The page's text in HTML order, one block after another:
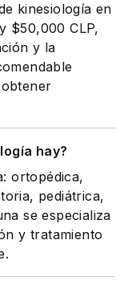
kinesiología en
$50,000 CLP,
y la
hay?
ortopédica,
pediátrica,
se especializa
y tratamiento